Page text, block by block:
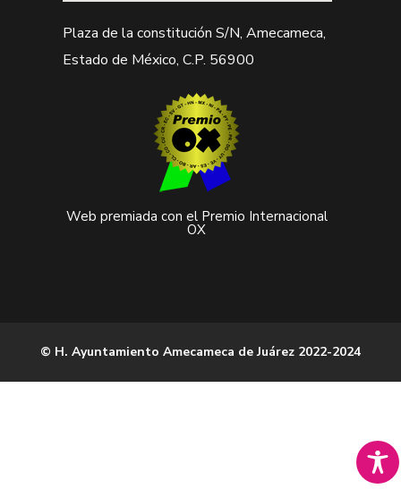
Plaza de la constitución S/N, Amecameca,
Estado de México, C.P. 56900
Web premiada con el Premio Internacional
OX
© H. Ayuntamiento Amecameca de Juárez 2022-2024